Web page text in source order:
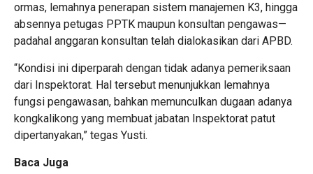
ormas, lemahnya penerapan sistem manajemen K3, hingga
absennya petugas PPTK maupun konsultan pengawas—
padahal anggaran konsultan telah dialokasikan dari APBD.
“Kondisi ini diperparah dengan tidak adanya pemeriksaan
dari Inspektorat. Hal tersebut menunjukkan lemahnya
fungsi pengawasan, bahkan memunculkan dugaan adanya
kongkalikong yang membuat jabatan Inspektorat patut
dipertanyakan,” tegas Yusti.
Baca Juga